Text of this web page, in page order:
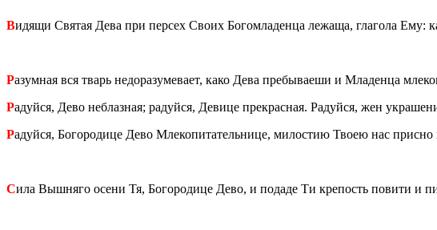
Видящи Свя­тая Дева при пер­сех Своих Бо­гом­ла­ден­ца ле­жа­ща, гла­го­ла Ему:
Разум­ная вся тварь недо­ра­зу­ме­ва­ет, како Дева пре­бы­ва­е­ши и Мла­ден­ца
Радуй­ся, Дево неблаз­ная; ра­дуй­ся, Де­ви­це пре­крас­ная. Ра­дуй­ся, жен
Радуй­ся, Бо­го­ро­ди­це Дево Мле­ко­пи­та­тель­ни­це, ми­ло­стию Твоею нас
Сила Выш­ня­го осени Тя, Бо­го­ро­ди­це Дево, и по­да­де Ти кре­пость по­ви­ти и